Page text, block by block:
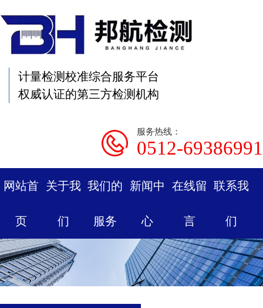
计量检测校准综合服务平台
权威认证的第三方检测机构
服务热线：
0512-69386991
网站首
页
关于我
们
我们的
服务
新闻中
心
在线留
言
联系我
们